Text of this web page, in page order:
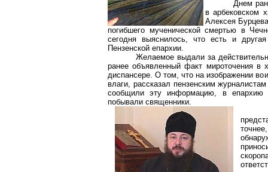
Днем
варбековском
Алексея
погибшего мученической смертью в
сегодня выяснилось, что есть и
Пензенской епархии.
Желаемое выдали за
ранее объявленный факт мироточенияв
диспансере. О том, что на изображении
влаги, рассказал пензенским
сообщили эту информацию, в епархию
побывали священники.